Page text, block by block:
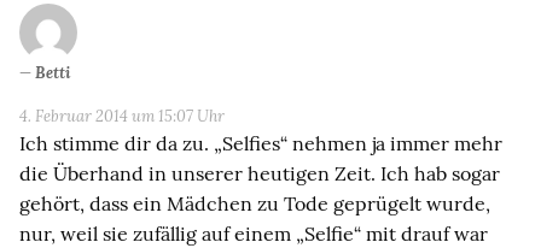
Betti
4. Februar 2014 um 15:07 Uhr
Ich stimme dir da zu. „Selfies“ nehmen ja immer mehr
die Überhand in unserer heutigen Zeit. Ich hab sogar
gehört, dass ein Mädchen zu Tode geprügelt wurde,
nur, weil sie zufällig auf einem „Selfie“ mit drauf war